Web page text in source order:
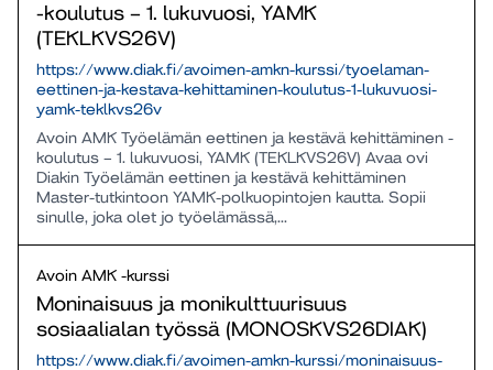
-koulutus – 1. lukuvuosi, YAMK
(TEKLKVS26V)
https://www.diak.fi/avoimen-amkn-kurssi/tyoelaman-
eettinen-ja-kestava-kehittaminen-koulutus-1-lukuvuosi-
yamk-teklkvs26v
Avoin AMK Työelämän eettinen ja kestävä kehittäminen -
koulutus – 1. lukuvuosi, YAMK (TEKLKVS26V) Avaa ovi
Diakin Työelämän eettinen ja kestävä kehittäminen
Master-tutkintoon YAMK-polkuopintojen kautta. Sopii
sinulle, joka olet jo työelämässä,...
Avoin AMK -kurssi
Moninaisuus ja monikulttuurisuus
sosiaalialan työssä (MONOSKVS26DIAK)
https://www.diak.fi/avoimen-amkn-kurssi/moninaisuus-